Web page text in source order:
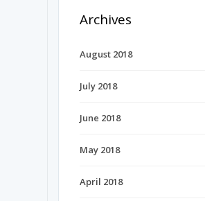
Archives
August 2018
July 2018
June 2018
May 2018
April 2018